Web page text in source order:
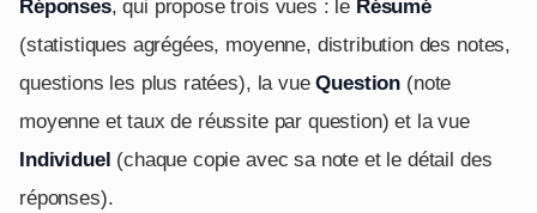
Réponses, qui propose trois vues : le Résumé
(statistiques agrégées, moyenne, distribution des notes,
questions les plus ratées), la vueQuestion (note
moyenne et taux de réussite par question) et la vue
Individuel (chaque copie avec sa note et le détail des
réponses).